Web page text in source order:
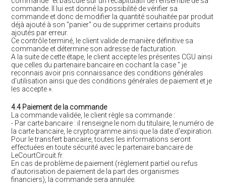
commande. Il lui est donné la possibilité de vérifier sa
commande et donc de modifier la quantité souhaitée par produit
déjà ajouté à son "panier" ou de supprimer certains produits
ajoutés par erreur.
Ce contrôle terminé, le client valide de manière définitive sa
commande et détermine son adresse de facturation.
A la suite de cette étape, le client accepte les présentes CGU ainsi
que celles du partenaire bancaire en cochant la case " je
reconnais avoir pris connaissance des conditions générales
d'utilisation ainsi que des conditions générales de paiement et je
les accepte ».
4.4 Paiement de la commande
La commande validée, le client règle sa commande :
- Par carte bancaire : il renseigne le nom du titulaire, le numéro de
la carte bancaire, le cryptogramme ainsi que la date d'expiration.
Pour le transfert bancaire, toutes les informations seront
effectuées en toute sécurité avec le partenaire bancaire de
LeCourtCircuit.fr.
En cas de problème de paiement (règlement partiel ou refus
d'autorisation de paiement de la part des organismes
financiers), la commande sera annulée.